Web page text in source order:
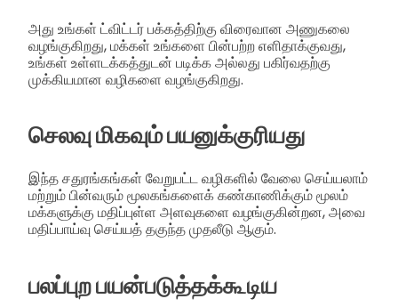
அது உங்கள் ட்விட்டர் பக்கத்திற்கு விரைவான அணுகலை
வழங்குகிறது, மக்கள் உங்களை பின்பற்ற எளிதாக்குவது,
உங்கள் உள்ளடக்கத்துடன் படிக்க அல்லது பகிர்வதற்கு
முக்கியமான வழிகளை வழங்குகிறது.
செலவு மிகவும் பயனுக்குரியது
இந்த சதுரங்கங்கள் வேறுபட்ட வழிகளில் வேலை செய்யலாம்
மற்றும் பின்வரும் மூலகங்களைக் கண்காணிக்கும் மூலம்
மக்களுக்கு மதிப்புள்ள அளவுகளை வழங்குகின்றன, அவை
மதிப்பாய்வு செய்யத் தகுந்த முதலீடு ஆகும்.
பலப்புற பயன்படுத்தக்கூடிய